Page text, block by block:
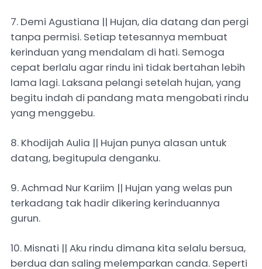
7. Demi Agustiana || Hujan, dia datang dan pergi
tanpa permisi. Setiap tetesannya membuat
kerinduan yang mendalam di hati. Semoga
cepat berlalu agar rindu ini tidak bertahan lebih
lama lagi. Laksana pelangi setelah hujan, yang
begitu indah di pandang mata mengobati rindu
yang menggebu.
8. Khodijah Aulia || Hujan punya alasan untuk
datang, begitupula denganku.
9. Achmad Nur Kariim || Hujan yang welas pun
terkadang tak hadir dikering kerinduannya
gurun.
10. Misnati || Aku rindu dimana kita selalu bersua,
berdua dan saling melemparkan canda. Seperti